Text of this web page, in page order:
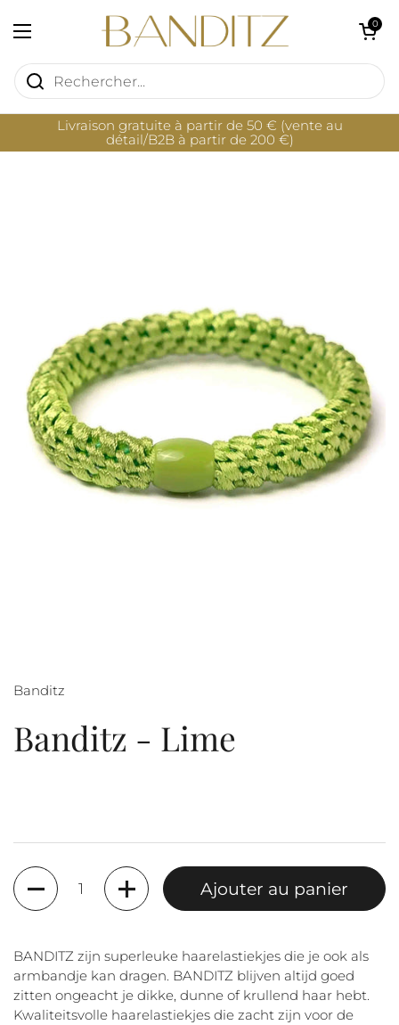
Ouvrir le menu
Ouvrir le
0
Livraison gratuite à partir de 50 € (vente au
détail/B2B à partir de 200 €)
Banditz
Banditz - Lime
Quantité
Ajouter au panier
BANDITZ zijn superleuke haarelastiekjes die je ook als
armbandje kan dragen. BANDITZ blijven altijd goed
zitten ongeacht je dikke, dunne of krullend haar hebt.
Kwaliteitsvolle haarelastiekjes die zacht zijn voor de